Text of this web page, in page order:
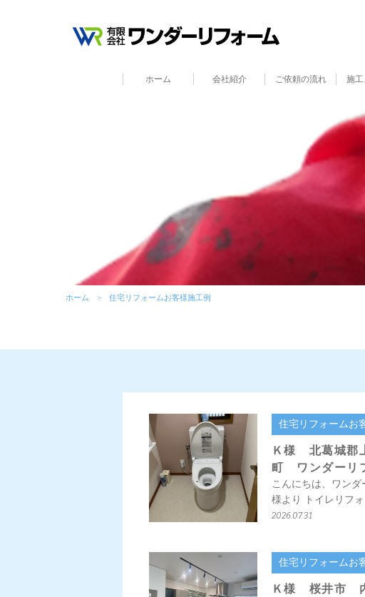
ホーム 会社紹介 ご依頼の流れ 施
ホーム 住宅リフォームお客様施工例
住宅リフォームお
Ｋ様 北葛城郡
町 ワンダーリ
こんにちは、ワン
様より トイレリフ
2026.07.31
住宅リフォームお
Ｋ様 桜井市